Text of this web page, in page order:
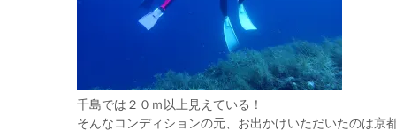
千島では２０ｍ以上見えている！
そんなコンディションの元、お出かけいただいたのは京